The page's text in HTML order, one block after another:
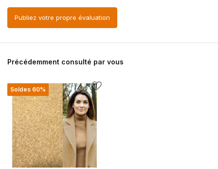
Publiez votre propre évaluation
Précédemment consulté par vous
Soldes 60%